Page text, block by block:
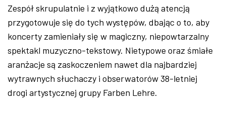
Zespół skrupulatnie i z wyjątkowo dużą atencją
przygotowuje się do tych występów, dbając o to, aby
koncerty zamieniały się w magiczny, niepowtarzalny
spektakl muzyczno-tekstowy. Nietypowe oraz śmiałe
aranżacje są zaskoczeniem nawet dla najbardziej
wytrawnych słuchaczy i obserwatorów 38-letniej
drogi artystycznej grupy Farben Lehre.